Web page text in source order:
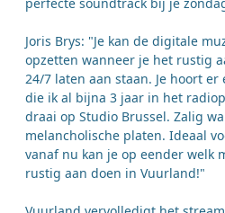
Joris Brys: "Je kan de digitale
opzetten wanneer je het rustig
24/7 laten aan staan. Je hoort
die ik al bijna 3 jaar in het
draai op Studio Brussel. Zalig
melancholische platen. Ideaal
vanaf nu kan je op eender welk
rustig aan doen in Vuurland!"